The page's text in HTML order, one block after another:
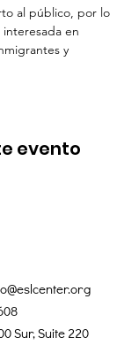
al público, por lo
en
y
evento
Sur, Suite 220